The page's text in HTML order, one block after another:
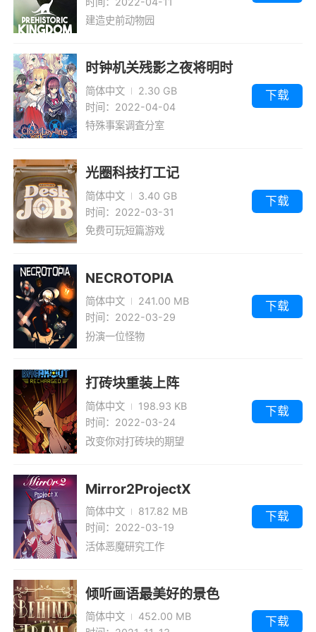
建造史前动物园
时钟机关残影之夜将明时
简体中文
2.30 GB
时间：2022-04-04
特殊事案调査分室
下载
光圈科技打工记
简体中文
3.40 GB
时间：2022-03-31
免费可玩短篇游戏
下载
NECROTOPIA
简体中文
241.00 MB
时间：2022-03-29
扮演一位怪物
下载
打砖块重装上阵
简体中文
198.93 KB
时间：2022-03-24
改变你对打砖块的期望
下载
Mirror2ProjectX
简体中文
817.82 MB
时间：2022-03-19
活体恶魔研究工作
下载
倾听画语最美好的景色
简体中文
452.00 MB
下载